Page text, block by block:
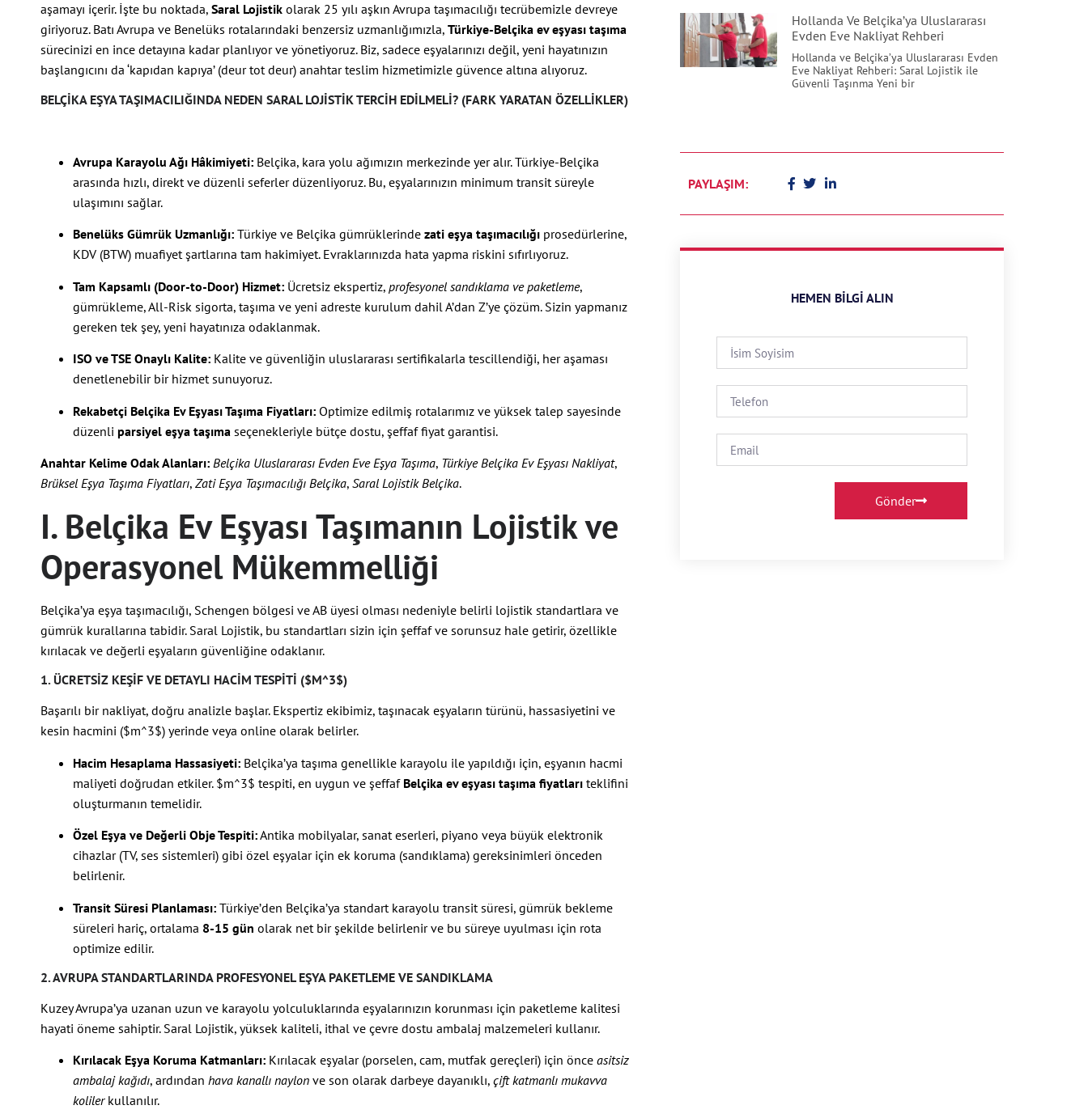
aşamayı içerir. İşte bu noktada, Saral Lojistik olarak 25 yılı aşkın Avrupa taşımacılığı tecrübemizle devreye
giriyoruz. Batı Avrupa ve Benelüks rotalarındaki benzersiz uzmanlığımızla, Türkiye-Belçika ev eşyası taşıma
sürecinizi en ince detayına kadar planlıyor ve yönetiyoruz. Biz, sadece eşyalarınızı değil, yeni hayatınızın
başlangıcını da ‘kapıdan kapıya’ (deur tot deur) anahtar teslim hizmetimizle güvence altına alıyoruz.
BELÇIKA EŞYA TAŞIMACILIĞINDA NEDEN SARAL LOJISTIK TERCIH EDILMELI? (FARK YARATAN ÖZELLIKLER)
Avrupa Karayolu Ağı Hâkimiyeti: Belçika, kara yolu ağımızın merkezinde yer alır. Türkiye-Belçika
arasında hızlı, direkt ve düzenli seferler düzenliyoruz. Bu, eşyalarınızın minimum transit süreyle
ulaşımını sağlar.
Benelüks Gümrük Uzmanlığı: Türkiye ve Belçika gümrüklerinde zati eşya taşımacılığı prosedürlerine,
KDV (BTW) muafiyet şartlarına tam hakimiyet. Evraklarınızda hata yapma riskini sıfırlıyoruz.
Tam Kapsamlı (Door-to-Door) Hizmet: Ücretsiz ekspertiz, profesyonel sandıklama ve paketleme,
gümrükleme, All-Risk sigorta, taşıma ve yeni adreste kurulum dahil A’dan Z’ye çözüm. Sizin yapmanız
gereken tek şey, yeni hayatınıza odaklanmak.
ISO ve TSE Onaylı Kalite: Kalite ve güvenliğin uluslararası sertifikalarla tescillendiği, her aşaması
denetlenebilir bir hizmet sunuyoruz.
Rekabetçi Belçika Ev Eşyası Taşıma Fiyatları: Optimize edilmiş rotalarımız ve yüksek talep sayesinde
düzenli parsiyel eşya taşıma seçenekleriyle bütçe dostu, şeffaf fiyat garantisi.
Anahtar Kelime Odak Alanları: Belçika Uluslararası Evden Eve Eşya Taşıma, Türkiye Belçika Ev Eşyası Nakliyat,
Brüksel Eşya Taşıma Fiyatları, Zati Eşya Taşımacılığı Belçika, Saral Lojistik Belçika.
I. Belçika Ev Eşyası Taşımanın Lojistik ve
Operasyonel Mükemmelliği
Belçika’ya eşya taşımacılığı, Schengen bölgesi ve AB üyesi olması nedeniyle belirli lojistik standartlara ve
gümrük kurallarına tabidir. Saral Lojistik, bu standartları sizin için şeffaf ve sorunsuz hale getirir, özellikle
kırılacak ve değerli eşyaların güvenliğine odaklanır.
1. ÜCRETSIZ KEŞIF VE DETAYLI HACIM TESPITI ($M^3$)
Başarılı bir nakliyat, doğru analizle başlar. Ekspertiz ekibimiz, taşınacak eşyaların türünü, hassasiyetini ve
kesin hacmini ($m^3$) yerinde veya online olarak belirler.
Hacim Hesaplama Hassasiyeti: Belçika’ya taşıma genellikle karayolu ile yapıldığı için, eşyanın hacmi
maliyeti doğrudan etkiler. $m^3$ tespiti, en uygun ve şeffaf Belçika ev eşyası taşıma fiyatları teklifini
oluşturmanın temelidir.
Özel Eşya ve Değerli Obje Tespiti:Antika mobilyalar, sanat eserleri, piyano veya büyük elektronik
cihazlar (TV, ses sistemleri) gibi özel eşyalar için ek koruma (sandıklama) gereksinimleri önceden
belirlenir.
Transit Süresi Planlaması: Türkiye’den Belçika’ya standart karayolu transit süresi, gümrük bekleme
süreleri hariç, ortalama 8-15 gün olarak net bir şekilde belirlenir ve bu süreye uyulması için rota
optimize edilir.
2. AVRUPA STANDARTLARINDA PROFESYONEL EŞYA PAKETLEME VE SANDIKLAMA
Kuzey Avrupa’ya uzanan uzun ve karayolu yolculuklarında eşyalarınızın korunması için paketleme kalitesi
hayati öneme sahiptir. Saral Lojistik, yüksek kaliteli, ithal ve çevre dostu ambalaj malzemeleri kullanır.
Kırılacak Eşya Koruma Katmanları: Kırılacak eşyalar (porselen, cam, mutfak gereçleri) için önce asitsiz
ambalaj kağıdı, ardından hava kanallı naylon ve son olarak darbeye dayanıklı, çift katmanlı mukavva
kolilerkullanılır.
Hollanda Ve Belçika’ya Uluslararası
Evden Eve Nakliyat Rehberi
Hollanda ve Belçika’ya Uluslararası Evden
Eve Nakliyat Rehberi: Saral Lojistik ile
Güvenli Taşınma Yeni bir
PAYLAŞIM:
HEMEN BILGI ALIN
Gönder